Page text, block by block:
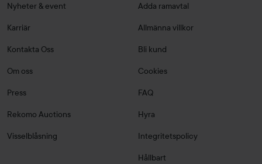
Nyheter & event
Karriär
Kontakta Oss
Om oss
Press
Rekomo Auctions
Visselblåsning
Adda ramavtal
Allmänna villkor
Bli kund
Cookies
FAQ
Hyra
Integritetspolicy
Hållbart